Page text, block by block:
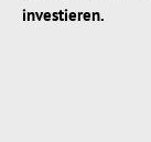
investieren.